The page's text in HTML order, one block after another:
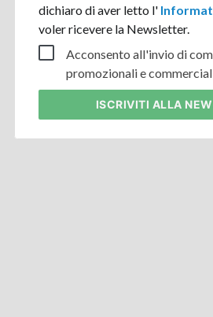
dichiaro di aver letto l'
voler ricevere la Newsletter.
Acconsento all'invio di
promozionali e
ISCRIVITI ALLA